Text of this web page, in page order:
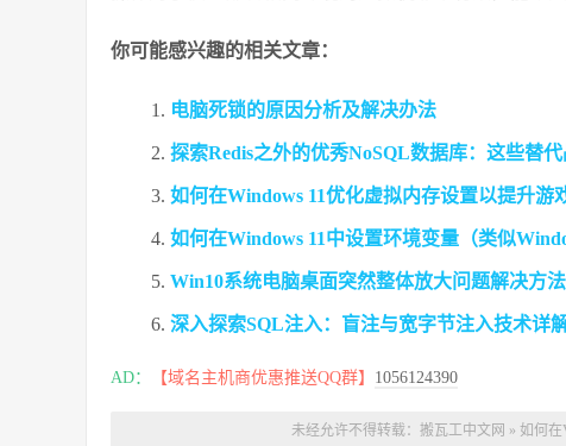
你可能感兴趣的相关文章：
电脑死锁的原因分析及解决办法
探索Redis之外的优秀NoSQL数据库：这些替
如何在Windows 11优化虚拟内存设置以提升游
如何在Windows 11中设置环境变量（类似
Win10系统电脑桌面突然整体放大问题解决方法
深入探索SQL注入：盲注与宽字节注入技术详
AD： 【域名主机商优惠推送QQ群】 1056124390
未经允许不得转载： 搬瓦工中文网 » 如何在